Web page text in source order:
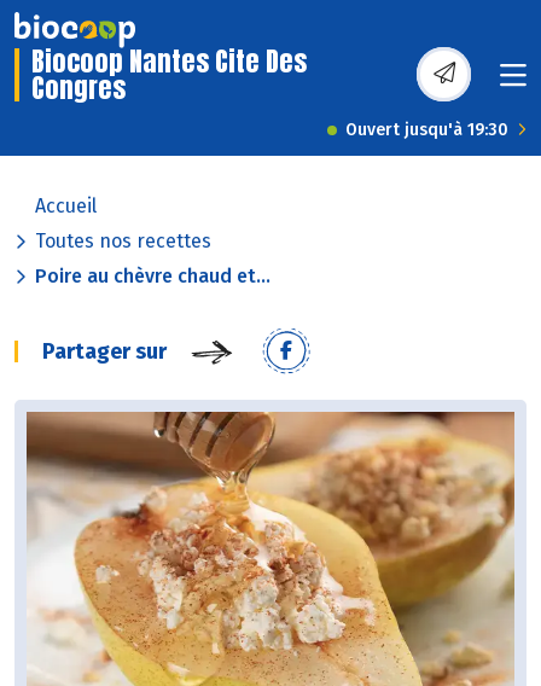
Biocoop Nantes Cite Des
Congres
Ouvert jusqu'à 19:30
Accueil
Toutes nos recettes
Poire au chèvre chaud et...
Partager sur